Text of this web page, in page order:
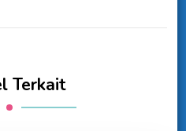
Terkait